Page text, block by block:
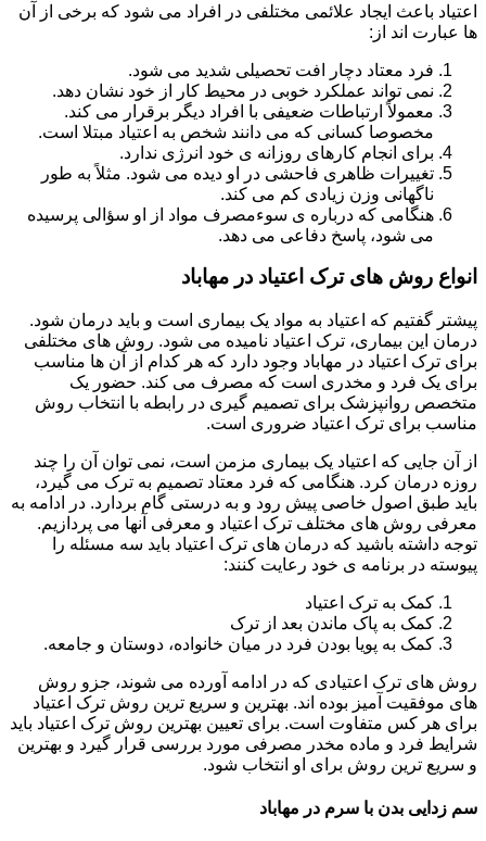
اعتیاد باعث ایجاد علائمی مختلفی در افراد می شود که برخی از آن
ها عبارت اند از:
فرد معتاد دچار افت تحصیلی شدید می شود.
نمی تواند عملکرد خوبی در محیط کار از خود نشان دهد.
معمولاً ارتباطات ضعیفی با افراد دیگر برقرار می کند.
مخصوصا کسانی که می دانند شخص به اعتیاد مبتلا است.
برای انجام کارهای روزانه ی خود انرژی ندارد.
تغییرات ظاهری فاحشی در او دیده می شود. مثلاً به طور
ناگهانی وزن زیادی کم می کند.
هنگامی که درباره ی سوءمصرف مواد از او سؤالی پرسیده
می شود، پاسخ دفاعی می دهد.
انواع روش های ترک اعتیاد در مهاباد
پیشتر گفتیم که اعتیاد به مواد یک بیماری است و باید درمان شود.
درمان این بیماری، ترک اعتیاد نامیده می شود. روش های مختلفی
برای ترک اعتیاد در مهاباد وجود دارد که هر کدام از آن ها مناسب
برای یک فرد و مخدری است که مصرف می کند. حضور یک
متخصص روانپزشک برای تصمیم گیری در رابطه با انتخاب روش
مناسب برای ترک اعتیاد ضروری است.
از آن جایی که اعتیاد یک بیماری مزمن است، نمی توان آن را چند
روزه درمان کرد. هنگامی که فرد معتاد تصمیم به ترک می گیرد،
باید طبق اصول خاصی پیش رود و به درستی گام بردارد. در ادامه به
معرفی روش های مختلف ترک اعتیاد و معرفی آنها می پردازیم.
توجه داشته باشید که درمان های ترک اعتیاد باید سه مسئله را
پیوسته در برنامه ی خود رعایت کنند:
کمک به ترک اعتیاد
کمک به پاک ماندن بعد از ترک
کمک به پویا بودن فرد در میان خانواده، دوستان و جامعه.
روش های ترک اعتیادی که در ادامه آورده می شوند، جزو روش
های موفقیت آمیز بوده اند. بهترین و سریع ترین روش ترک اعتیاد
برای هر کس متفاوت است. برای تعیین بهترین روش ترک اعتیاد باید
شرایط فرد و ماده مخدر مصرفی مورد بررسی قرار گیرد و بهترین
و سریع ترین روش برای او انتخاب شود.
سم زدایی بدن با سرم در مهاباد